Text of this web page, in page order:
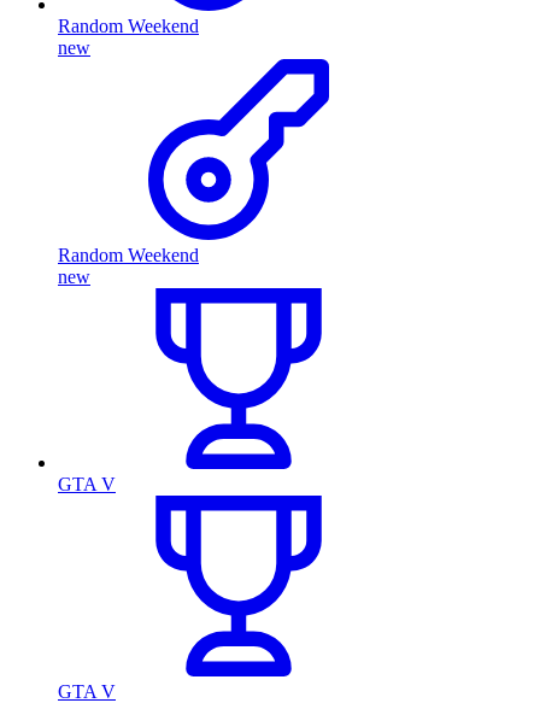
Random Weekend
new
Random Weekend
new
GTA V
GTA V